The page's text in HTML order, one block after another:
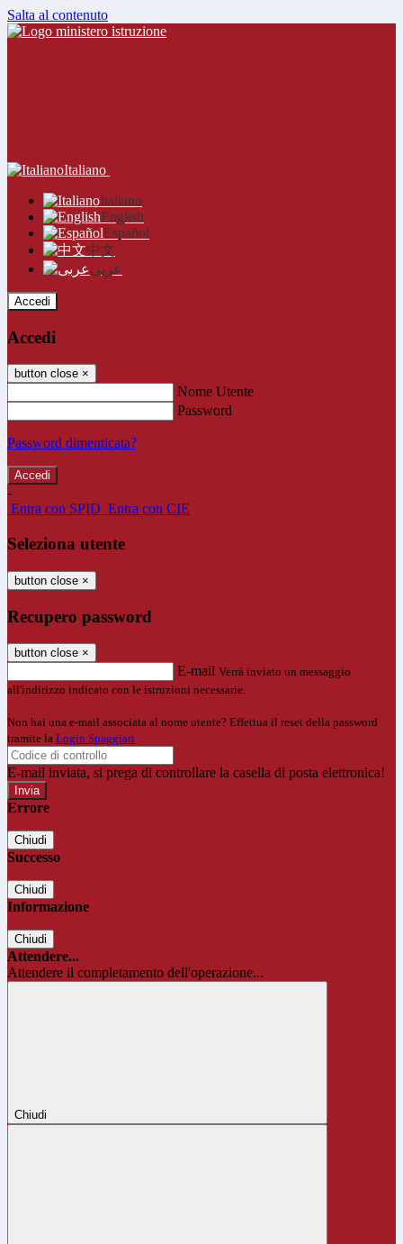
Salta al contenuto
Italiano
Italiano
English
Español
中文
عربى
Accedi
Accedi
button close ×
Nome Utente
Password
Password dimenticata?
-
Entra con SPID Entra con CIE
Seleziona utente
button close ×
Recupero password
button close ×
E-mail Verrà inviato un messaggio
all'indirizzo indicato con le istruzioni necessarie.
Non hai una e-mail associata al nome utente? Effettua il reset della password
tramite la Login Spaggiari
E-mail inviata, si prega di controllare la casella di posta elettronica!
Errore
Chiudi
Successo
Chiudi
Informazione
Chiudi
Attendere...
Attendere il completamento dell'operazione...
Chiudi